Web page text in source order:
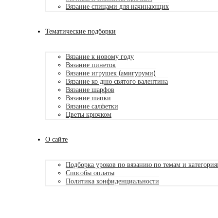
Вязание спицами для начинающих
Тематические подборки
Вязание к новому году
Вязание пинеток
Вязание игрушек (амигуруми)
Вязание ко дню святого валентина
Вязание шарфов
Вязание шапки
Вязание салфетки
Цветы крючком
О сайте
Подборка уроков по вязанию по темам и
Способы оплаты
Политика конфиденциальности